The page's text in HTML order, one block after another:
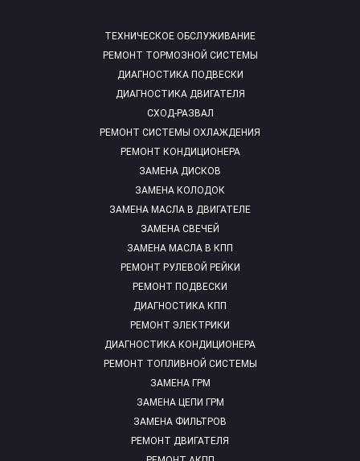
ТЕХНИЧЕСКОЕ ОБСЛУЖИВАНИЕ
РЕМОНТ ТОРМОЗНОЙ СИСТЕМЫ
ДИАГНОСТИКА ПОДВЕСКИ
ДИАГНОСТИКА ДВИГАТЕЛЯ
СХОД-РАЗВАЛ
РЕМОНТ СИСТЕМЫ ОХЛАЖДЕНИЯ
РЕМОНТ КОНДИЦИОНЕРА
ЗАМЕНА ДИСКОВ
ЗАМЕНА КОЛОДОК
ЗАМЕНА МАСЛА В ДВИГАТЕЛЕ
ЗАМЕНА СВЕЧЕЙ
ЗАМЕНА МАСЛА В КПП
РЕМОНТ РУЛЕВОЙ РЕЙКИ
РЕМОНТ ПОДВЕСКИ
ДИАГНОСТИКА КПП
РЕМОНТ ЭЛЕКТРИКИ
ДИАГНОСТИКА КОНДИЦИОНЕРА
РЕМОНТ ТОПЛИВНОЙ СИСТЕМЫ
ЗАМЕНА ГРМ
ЗАМЕНА ЦЕПИ ГРМ
ЗАМЕНА ФИЛЬТРОВ
РЕМОНТ ДВИГАТЕЛЯ